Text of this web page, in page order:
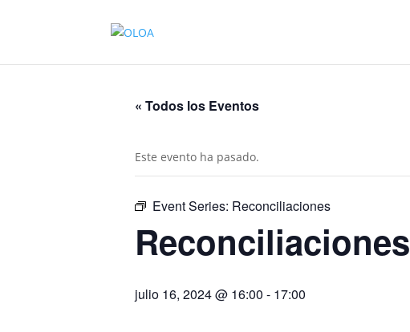
« Todos los Eventos
Este evento ha pasado.
Event Series: Reconciliaciones
Reconciliaciones
julio 16, 2024 @ 16:00 - 17:00